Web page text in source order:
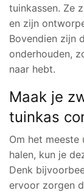
tuinkassen. Ze
en zijn
Bovendien zijn
onderhouden,
naar hebt.
Maak je
tuinkas
Om het
halen, kun je
Denk
ervoor zorgen